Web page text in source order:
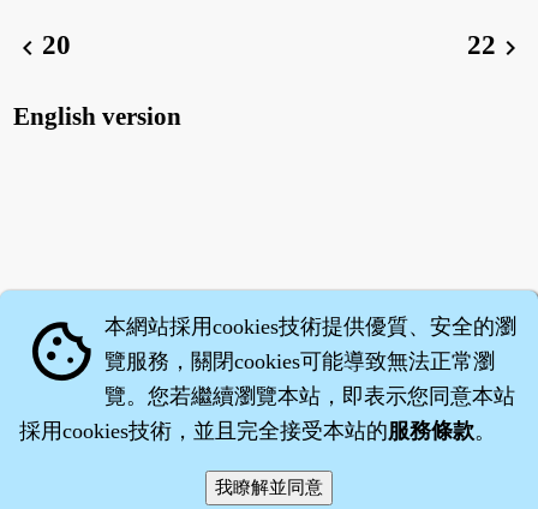
chevron_left 20 22 chevron_right
English version
‧沈藥子©2008～2026
cookie 本網站採用cookies技術提供優質、安全的瀏
覽服務，關閉cookies可能導致無法正常瀏
覽。您若繼續瀏覽本站，即表示您同意本站
採用cookies技術，並且完全接受本站的服務條款。